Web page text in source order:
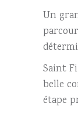
Un
Saint
belle
étape